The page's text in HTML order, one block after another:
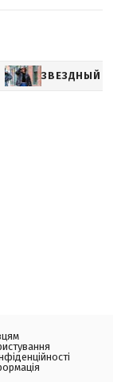
ЗВЕЗДНЫЙ